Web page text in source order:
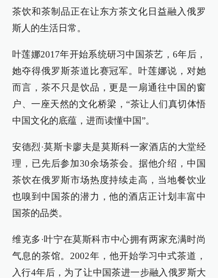
茶饮和茶制品正在让东方茶文化日益融入俄罗
斯人的生活日常。
叶莲娜2017年开始系统研习中国茶艺，6年后，
她夺得俄罗斯茶道比赛冠军。叶莲娜说，对她
而言，茶不只是饮品，更是一扇通往中国的窗
户、一座天然的文化桥梁，“茶让人们真切体悟
中国文化的底蕴，进而读懂中国”。
安德烈·莫斯卡廖夫是莫斯科一家酒店的大堂经
理，已先后参加30余场茶会。据他介绍，中国
茶饮在俄罗斯市场热度持续走高，当地餐饮业
也嗅到中国茶的潜力，他的酒店正计划丰富中
国茶的品类。
维克多·叶宁在莫斯科市中心拥有两家充满时尚
气息的茶馆。2002年，他开始学习中式茶道，
入行4年后，为了让中国茶进一步融入俄罗斯大